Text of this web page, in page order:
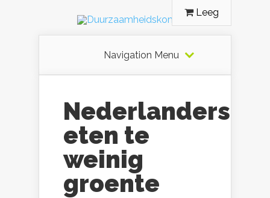
Leeg
Navigation Menu
Nederlanders
eten te
weinig
groente